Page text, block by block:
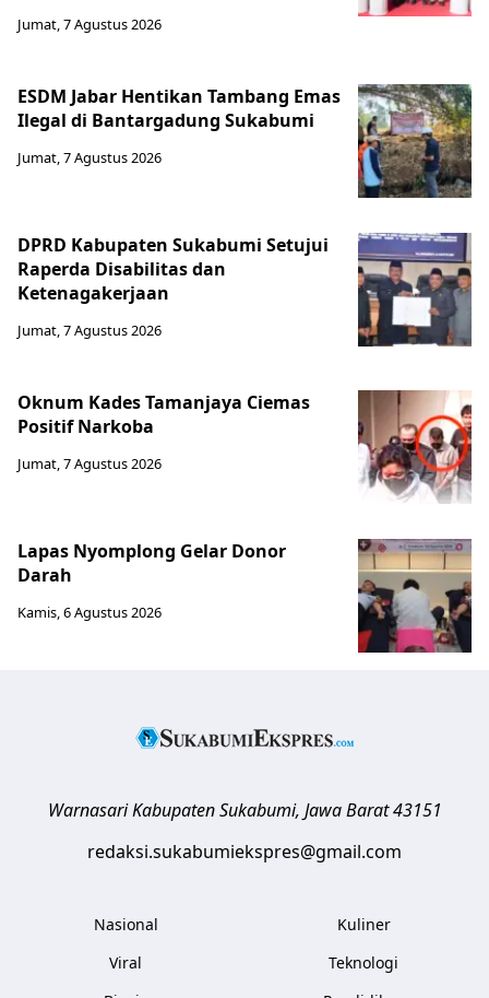
Jumat, 7 Agustus 2026
ESDM Jabar Hentikan Tambang Emas
Ilegal di Bantargadung Sukabumi
Jumat, 7 Agustus 2026
DPRD Kabupaten Sukabumi Setujui
Raperda Disabilitas dan
Ketenagakerjaan
Jumat, 7 Agustus 2026
Oknum Kades Tamanjaya Ciemas
Positif Narkoba
Jumat, 7 Agustus 2026
Lapas Nyomplong Gelar Donor
Darah
Kamis, 6 Agustus 2026
Warnasari Kabupaten Sukabumi, Jawa Barat 43151
redaksi.sukabumiekspres@gmail.com
Nasional
Viral
Kuliner
Teknologi